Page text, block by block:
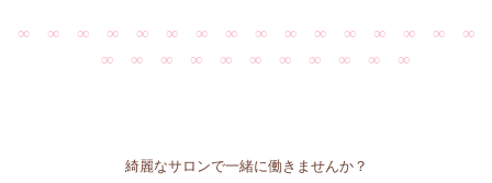
∞ ∞ ∞ ∞ ∞ ∞ ∞ ∞ ∞ ∞ ∞ ∞ ∞ ∞ ∞ ∞
∞ ∞ ∞ ∞ ∞ ∞ ∞ ∞ ∞ ∞ ∞
綺麗なサロンで一緒に働きませんか？